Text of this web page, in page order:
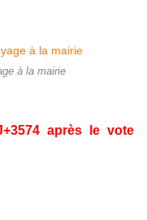
à la mairie
après le vote